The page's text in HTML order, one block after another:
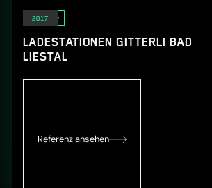
E-Mobility
LADESTATIONEN GITTERLI BAD
LIESTAL
Referenz ansehen
2017